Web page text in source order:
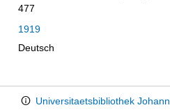
477
1919
Deutsch
Universitaetsbibliothek